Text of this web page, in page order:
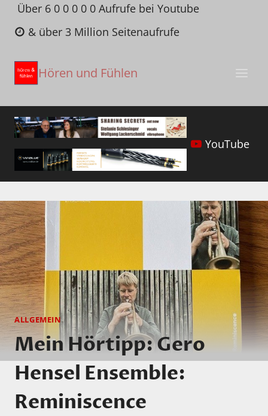
Zum
Inhalt
springen
Über 6 0 0 0 0 0 Aufrufe bei Youtube
& über 3 Million Seitenaufrufe
Hören und Fühlen
YouTube
ALLGEMEIN
Mein Hörtipp: Gero
Hensel Ensemble:
Reminiscence